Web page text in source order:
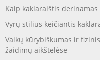
Kaip kaklaraištis
Vyrų stilius keičiantis
Vaikų kūrybiškumas ir
žaidimų aikštelėse